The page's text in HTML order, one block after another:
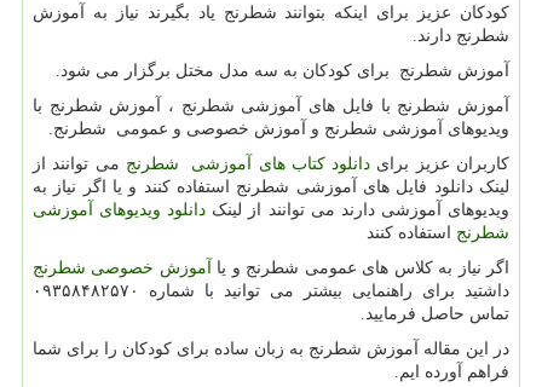
کودکان عزیز برای اینکه بتوانند شطرنج یاد بگیرند نیاز به آموزش
شطرنج دارند.
آموزش شطرنج برای کودکان به سه مدل مختل برگزار می شود.
آموزش شطرنج با فایل های آموزشی شطرنج ، آموزش شطرنج با
ویدیوهای آموزشی شطرنج و آموزش خصوصی و عمومی شطرنج.
کاربران عزیز برای دانلود کتاب های آموزشی شطرنج می توانند از
لینک دانلود فایل های آموزشی شطرنج استفاده کنند و یا اگر نیاز به
ویدیوهای آموزشی دارند می توانند از لینک دانلود ویدیوهای آموزشی
شطرنج استفاده کنند
اگر نیاز به کلاس های عمومی شطرنج و یا آموزش خصوصی شطرنج
داشتید برای راهنمایی بیشتر می توانید با شماره ۰۹۳۵۸۴۸۲۵۷۰
تماس حاصل فرمایید.
در این مقاله آموزش شطرنج به زبان ساده برای کودکان را برای شما
فراهم آورده ایم.